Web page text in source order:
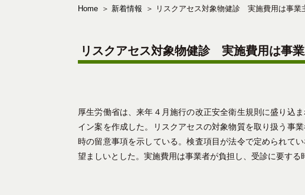
Home 新着情報 リスクアセス対象物健診 実施費用は事
リスクアセス対象物健診 実施費用は事
厚生労働省は、来年４月施行の改正安全衛生規則に盛り込
イン案を作成した。リスクアセスの対象物質を取り扱う事
時の留意事項を示している。検査項目が法令で定められて
望ましいとした。実施費用は事業者が負担し、受診に要する